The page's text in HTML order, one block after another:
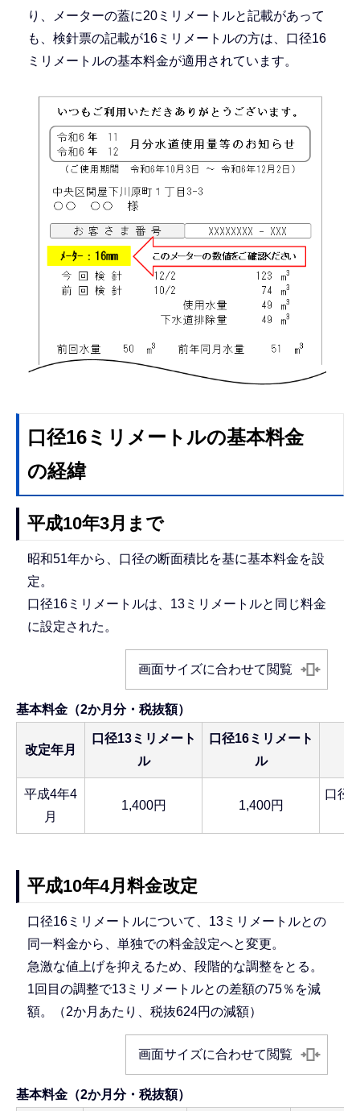
り、メーターの蓋に20ミリメートルと記載があって
も、検針票の記載が16ミリメートルの方は、口径16
ミリメートルの基本料金が適用されています。
口径16ミリメートルの基本料金
の経緯
平成10年3月まで
昭和51年から、口径の断面積比を基に基本料金を設
定。
口径16ミリメートルは、13ミリメートルと同じ料金
に設定された。
画面サイズに合わせて閲覧
基本料金（2か月分・税抜額）
改定年月
口径13ミリメート
ル
口径16ミリメート
ル
平成4年4
月
1,400円 1,400円
口径
平成10年4月料金改定
口径16ミリメートルについて、13ミリメートルとの
同一料金から、単独での料金設定へと変更。
急激な値上げを抑えるため、段階的な調整をとる。
1回目の調整で13ミリメートルとの差額の75％を減
額。（2か月あたり、税抜624円の減額）
画面サイズに合わせて閲覧
基本料金（2か月分・税抜額）